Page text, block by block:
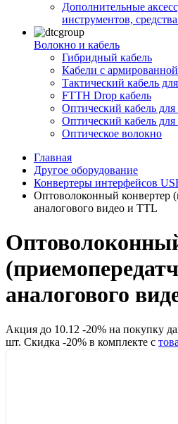
Дополнительные
инструментов,
Волокно и кабель
Гибридный кабель
Кабели с
Тактический кабель
FTTH Drop кабель
Оптический кабель
Оптический кабель
Оптическое волокно
Главная
Другое оборудование
Конвертеры интерфейсов
Оптоволоконный конвертер
аналогового видео и TTL
аналогового
Акция до 10.12 -20% на покупку
шт. Скидка -20% в комплекте с